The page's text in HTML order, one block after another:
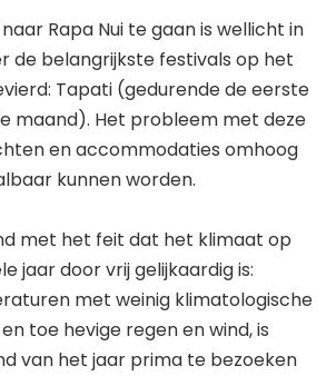
Rapa Nui te gaan is wellicht in
de belangrijkste festivals op het
Tapati (gedurende de eerste
maand). Het probleem met deze
en accommodaties omhoog
kunnen worden.
met het feit dat het klimaat op
jaar door vrij gelijkaardig is:
met weinig klimatologische
toe hevige regen en wind, is
van het jaar prima te bezoeken